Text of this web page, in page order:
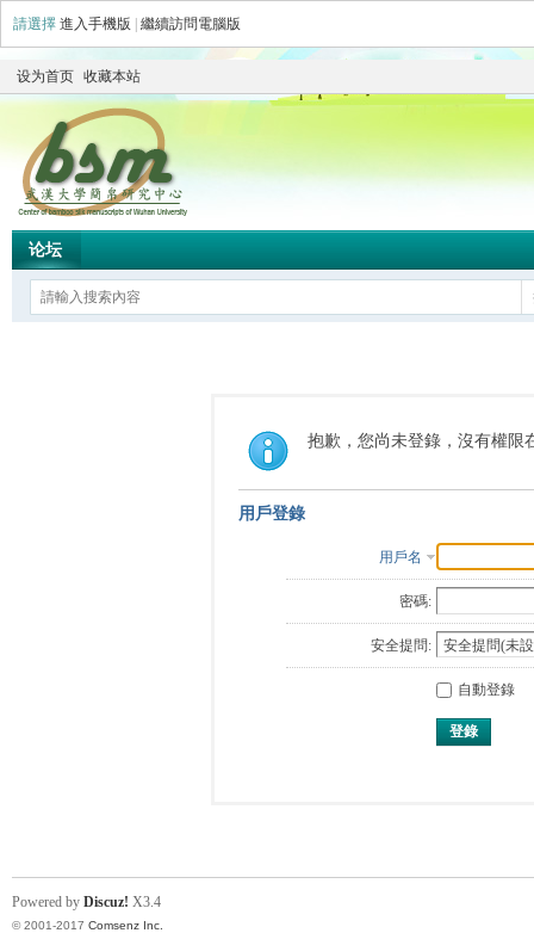
請選擇 進入手機版 繼續訪問電腦版
设为首页 收藏本站
论坛
抱歉，您尚未登錄，沒有權限
用戶登錄
用戶名
密碼:
安全提問:
自動登錄
登錄
Powered by Discuz! X3.4
© 2001-2017 Comsenz Inc.